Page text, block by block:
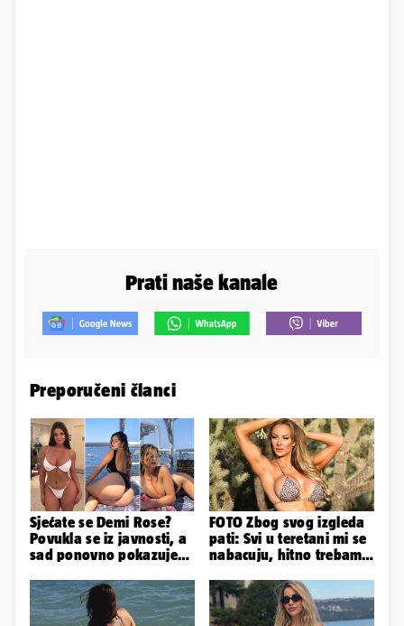
Prati naše kanale
Preporučeni članci
Sjećate se Demi Rose?
Povukla se iz javnosti, a
sad ponovno pokazuje
FOTO Zbog svog izgleda
pati: Svi u teretani mi se
nabacuju, hitno trebam